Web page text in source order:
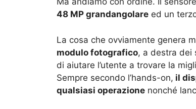
48 MP grandangolare ed un
La cosa che ovviamente genera
modulo fotografico, a destra dei
di aiutare l’utente a trovare la
Sempre secondo l’hands-on, il
qualsiasi operazione nonché